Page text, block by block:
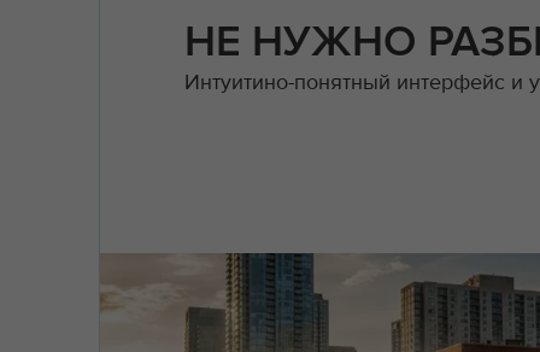
НЕ НУЖНО
Интуитино-понятный интерфейс и